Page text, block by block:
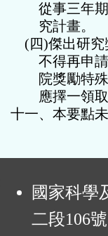
從事三年期
究計畫。
(四)傑出研究
不得再申請
院獎勵特殊
應擇一領取
十一、本要點
國家科學
二段106號